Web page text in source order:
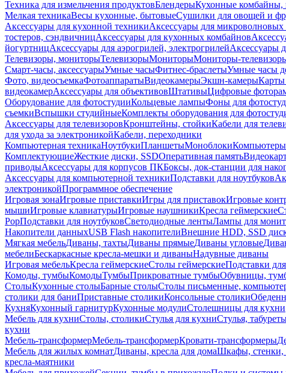
Техника для измельчения продуктовБлендерыКухонные комбайны,
Мелкая техникаВесы кухонные, бытовыеСушилки для овощей и
Аксессуары для кухонной техникиАксессуары для микроволновых
тостеров, сэндвичницАксессуары для кухонных комбайнов
йогуртницАксессуары для аэрогрилей, электрогрилейАксессуары
Телевизоры, мониторыТелевизорыМониторыМониторы-
Смарт-часы, аксессуарыУмные часыФитнес-браслетыУмные часы
Фото, видеосъемкаФотоаппаратыВидеокамерыЭкшн-камерыКарты
видеокамерАксессуары для объективовШтативыЦифровые
Оборудование для фотостудииКольцевые лампыФоны для
съемкиВспышки студийныеКомплекты оборудования для
Аксессуары для телевизоровКронштейны, стойкиКабели для
для ухода за электроникойКабели, переходники
Компьютерная техникаНоутбукиПланшетыМоноблокиКомпьютеры
КомплектующиеЖесткие диски, SSDОперативная память
приводыАксессуары для корпусов ПКБоксы, док-станции для
Аксессуары для компьютерной техникиПодставки для ноутбуков
электроникойПрограммное обеспечение
Игровая зонаИгровые приставкиИгры для приставокИгровые
мышиИгровые клавиатурыИгровые наушникиКресла геймерские
PopПодставки для ноутбуковСветодиодные лентыЛампы для
Накопители данныхUSB Flash накопителиВнешние HDD, SSD
Мягкая мебельДиваны, тахтыДиваны прямыеДиваны угловые
мебелиБескаркасные кресла-мешки и диваныНадувные диваны
Игровая мебельКресла геймерскиеСтолы геймерскиеПодставки
Комоды, тумбыКомодыТумбыПрикроватные тумбыОбувницы,
СтолыКухонные столыБарные столыСтолы письменные,
столики для баниПриставные столикиКонсольные столики
КухняКухонный гарнитурКухонные модулиСтолешницы для кухни
Мебель для кухниСтолы, столикиСтулья для кухниСтулья,
кухни
Мебель-трансформерМебель-трансформерКровати-трансформеры
Мебель для жилых комнатДиваны, кресла для домаШкафы, стенки,
кресла-маятники